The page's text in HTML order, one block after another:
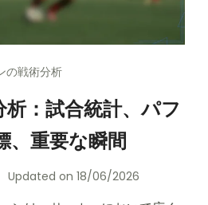
の戦術分析
：試合統計、パフ
、重要な瞬間
Updated on 18/06/2026